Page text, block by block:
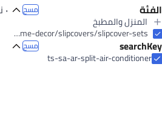
الفئة مسح
المنزل والمطبخ
الكل المنزل والمطبخ
المطبخ والأجهزة المنزلية
الكل المطبخ والأجهزة المنزلية
الأجهزة الكهربائية الكبيرة
home-and-kitchen/home-decor/slipcovers/slipcover-sets
searchKey مسح
ts-sa-ar-split-air-conditioner
٠ نتائج البحث